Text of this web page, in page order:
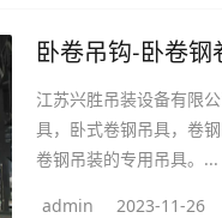
江苏兴胜吊装设备有限
具，卧式卷钢吊具，卷
卷钢吊装的专用吊具。...
admin 2023-11-26